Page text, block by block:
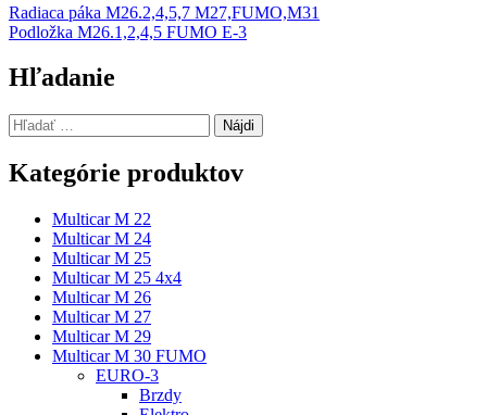
Navigácia
v
článku
Radiaca páka M26.2,4,5,7 M27,FUMO,M31
Podložka M26.1,2,4,5 FUMO E-3
Hľadanie
Hľadať:
Kategórie produktov
Multicar M 22
Multicar M 24
Multicar M 25
Multicar M 25 4x4
Multicar M 26
Multicar M 27
Multicar M 29
Multicar M 30 FUMO
EURO-3
Brzdy